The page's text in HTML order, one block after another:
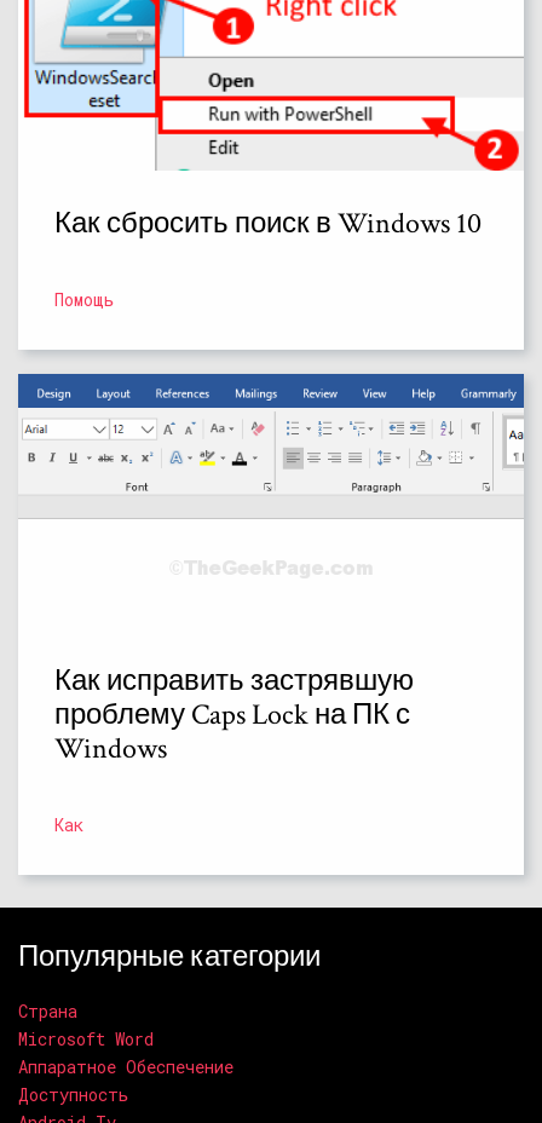
Как сбросить поиск в Windows 10
Помощь
Как исправить застрявшую
проблему Caps Lock на ПК с
Windows
Как
Популярные категории
Страна
Microsoft Word
Аппаратное Обеспечение
Доступность